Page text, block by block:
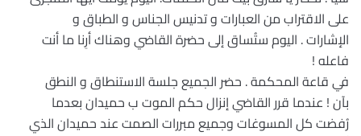
على الاقتراب من العبارات و تدنيس الجناس و الطباق و
الإشارات . اليوم ستُساق إلى حضرة القاضي وهناك أرِنا ما أنت
فاعله !
في قاعة المحكمة . حضر الجميع جلسة الاستنطاق و النطق
بآن ! عندما قرر القاضي إنزال حكم الموت ب حميدان بعدما
رُفضت كل المسوغات وجميع مبررات الصمت عند حميدان الذي